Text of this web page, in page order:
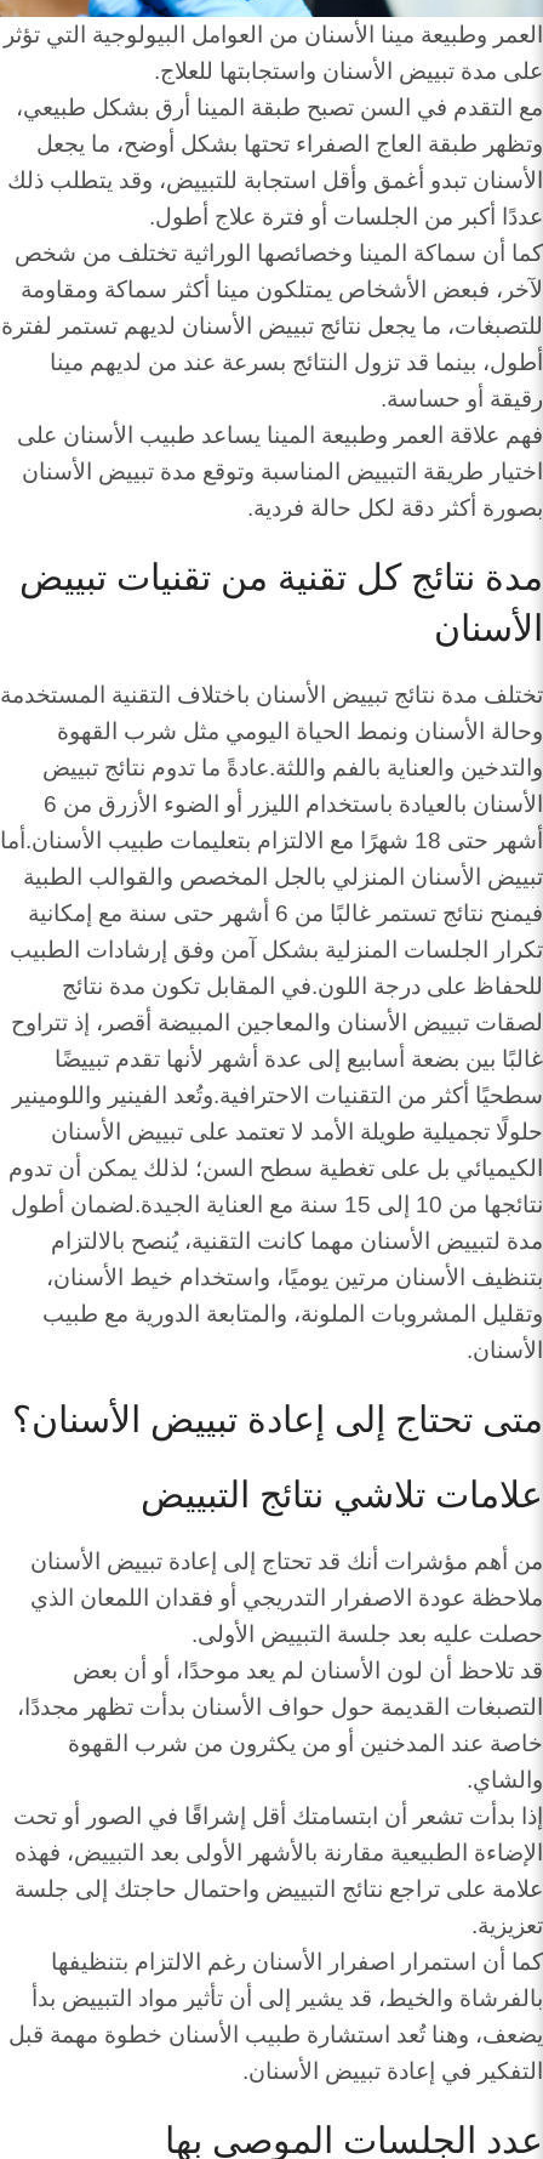
العمر وطبيعة مينا الأسنان من العوامل البيولوجية التي تؤثر
على مدة تبييض الأسنان واستجابتها للعلاج.
مع التقدم في السن تصبح طبقة المينا أرق بشكل طبيعي،
وتظهر طبقة العاج الصفراء تحتها بشكل أوضح، ما يجعل
الأسنان تبدو أغمق وأقل استجابة للتبييض، وقد يتطلب ذلك
عددًا أكبر من الجلسات أو فترة علاج أطول.
كما أن سماكة المينا وخصائصها الوراثية تختلف من شخص
لآخر، فبعض الأشخاص يمتلكون مينا أكثر سماكة ومقاومة
للتصبغات، ما يجعل نتائج تبييض الأسنان لديهم تستمر لفترة
أطول، بينما قد تزول النتائج بسرعة عند من لديهم مينا
رقيقة أو حساسة.
فهم علاقة العمر وطبيعة المينا يساعد طبيب الأسنان على
اختيار طريقة التبييض المناسبة وتوقع مدة تبييض الأسنان
بصورة أكثر دقة لكل حالة فردية.
مدة نتائج كل تقنية من تقنيات تبييض
الأسنان
تختلف مدة نتائج تبييض الأسنان باختلاف التقنية المستخدمة
وحالة الأسنان ونمط الحياة اليومي مثل شرب القهوة
والتدخين والعناية بالفم واللثة.عادةً ما تدوم نتائج تبييض
الأسنان بالعيادة باستخدام الليزر أو الضوء الأزرق من 6
أشهر حتى 18 شهرًا مع الالتزام بتعليمات طبيب الأسنان.أما
تبييض الأسنان المنزلي بالجل المخصص والقوالب الطبية
فيمنح نتائج تستمر غالبًا من 6 أشهر حتى سنة مع إمكانية
تكرار الجلسات المنزلية بشكل آمن وفق إرشادات الطبيب
للحفاظ على درجة اللون.في المقابل تكون مدة نتائج
لصقات تبييض الأسنان والمعاجين المبيضة أقصر، إذ تتراوح
غالبًا بين بضعة أسابيع إلى عدة أشهر لأنها تقدم تبييضًا
سطحيًا أكثر من التقنيات الاحترافية.وتُعد الفينير واللومينير
حلولًا تجميلية طويلة الأمد لا تعتمد على تبييض الأسنان
الكيميائي بل على تغطية سطح السن؛ لذلك يمكن أن تدوم
نتائجها من 10 إلى 15 سنة مع العناية الجيدة.لضمان أطول
مدة لتبييض الأسنان مهما كانت التقنية، يُنصح بالالتزام
بتنظيف الأسنان مرتين يوميًا، واستخدام خيط الأسنان،
وتقليل المشروبات الملونة، والمتابعة الدورية مع طبيب
الأسنان.
متى تحتاج إلى إعادة تبييض الأسنان؟
علامات تلاشي نتائج التبييض
من أهم مؤشرات أنك قد تحتاج إلى إعادة تبييض الأسنان
ملاحظة عودة الاصفرار التدريجي أو فقدان اللمعان الذي
حصلت عليه بعد جلسة التبييض الأولى.
قد تلاحظ أن لون الأسنان لم يعد موحدًا، أو أن بعض
التصبغات القديمة حول حواف الأسنان بدأت تظهر مجددًا،
خاصة عند المدخنين أو من يكثرون من شرب القهوة
والشاي.
إذا بدأت تشعر أن ابتسامتك أقل إشراقًا في الصور أو تحت
الإضاءة الطبيعية مقارنة بالأشهر الأولى بعد التبييض، فهذه
علامة على تراجع نتائج التبييض واحتمال حاجتك إلى جلسة
تعزيزية.
كما أن استمرار اصفرار الأسنان رغم الالتزام بتنظيفها
بالفرشاة والخيط، قد يشير إلى أن تأثير مواد التبييض بدأ
يضعف، وهنا تُعد استشارة طبيب الأسنان خطوة مهمة قبل
التفكير في إعادة تبييض الأسنان.
عدد الجلسات الموصى بها